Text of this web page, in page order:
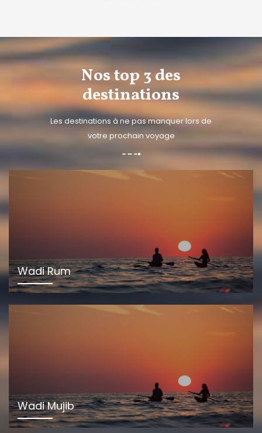
Nos top 3 des
destinations
Les destinations à ne pas manquer lors de
votre prochain voyage
Wadi Rum
Wadi Mujib